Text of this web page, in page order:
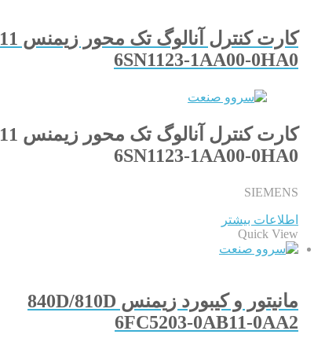
کارت کنترل آنالوگ تک محور زیمنس 611
6SN1123-1AA00-0HA0
کارت کنترل آنالوگ تک محور زیمنس 611
6SN1123-1AA00-0HA0
SIEMENS
اطلاعات بیشتر
Quick View
مانیتور و کیبورد زیمنس 840D/810D
6FC5203-0AB11-0AA2